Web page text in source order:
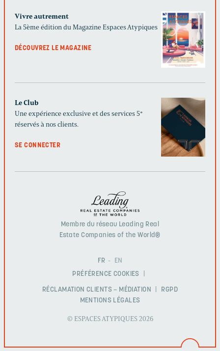
Vivre autrement
La 5ème édition du Magazine Espaces Atypiques
DÉCOUVREZ LE MAGAZINE
Le Club
Une expérience exclusive et des services 5*
réservés à nos clients.
SE CONNECTER
Membre du réseau Leading Real
Estate Companies of the World®
FR
EN
PRÉFÉRENCE COOKIES
RÉCLAMATION CLIENTS – MÉDIATION
RGPD
MENTIONS LÉGALES
© ESPACES ATYPIQUES 2026